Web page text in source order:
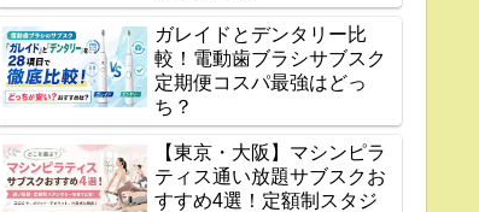
ガレイドとデンタリー比
較！電動歯ブラシサブスク
定期便コスパ最強はどっ
ち？
【東京・大阪】マシンピラ
ティス通い放題サブスクお
すすめ4選！定額制スタジ